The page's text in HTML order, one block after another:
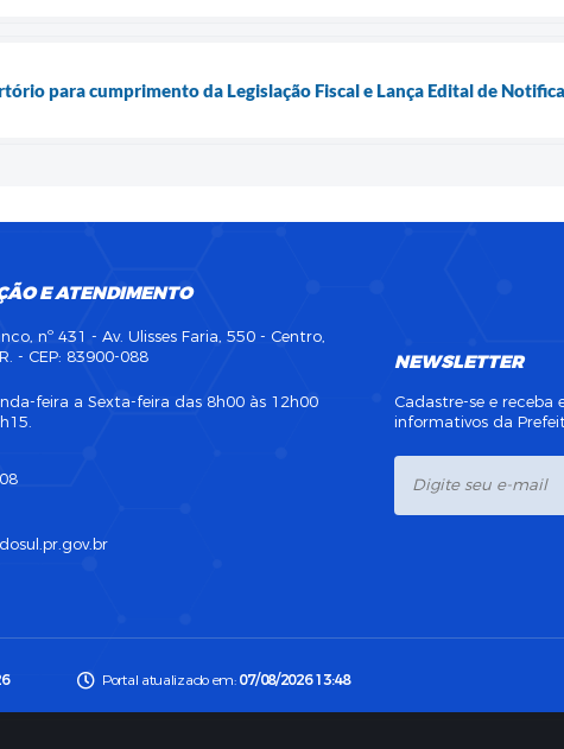
para cumprimento da Legislação Fiscal e Lança Edital de
E ATENDIMENTO
nº 431 - Av. Ulisses Faria, 550 - Centro,
- CEP: 83900-088
feira a Sexta-feira das 8h00 às 12h00
NEWSLETTER
Cadastre-se e receba
informativos da
Portal atualizado em:07/08/2026 13:48